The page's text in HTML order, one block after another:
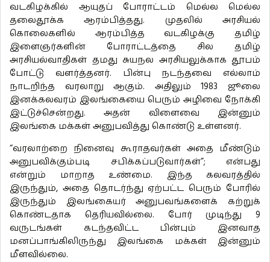
வடகிழக்கில் ஆயுதப் போராட்டம் மெல்ல மெல்ல
தலைதூக்க ஆரம்பித்தது. முதலில் அரசியல்
கொலைகளில் ஆரம்பித்த வடகிழக்கு தமிழ்
இளைஞர்களின் போராட்டத்தை சில தமிழ்
அரசியல்வாதிகள் தமது சுயநல அரசியலுக்காக தூபம்
போட்டு வளர்த்தனர். பின்பு நடந்தவை எல்லாம்
நாடறிந்த வரலாறு ஆகும். அதிலும் 1983 ஜூலை
இனக்கலவரம் இலங்கையை பெரும் அழிவை நோக்கி
இட்டுச்சென்றது. அதன் விளைவை இன்னும்
இலங்கை மக்கள் அனுபவித்து கொண்டு உள்ளனர்.
“வரலாற்றை நினைவு கூராதவர்கள் அதை மீண்டும்
அனுபவிக்கும்படி சபிக்கப்படுவார்கள்”; என்பது
என்றும் மாறாத உண்மை. இந்த கலவரத்தில்
இருந்தும், அதை தொடர்ந்து ஏற்பட்ட பெரும் போரில்
இருந்தும் இலங்கையர் அனுபவங்களைக் கற்றுக்
கொண்டதாக தெரியவில்லை. போர் முடிந்து 9
வருடங்கள் கடந்தவிட்ட பின்பும் இனவாத
மனப்பாங்கிலிருந்து இலங்கை மக்கள் இன்னும்
மீளவில்லை.